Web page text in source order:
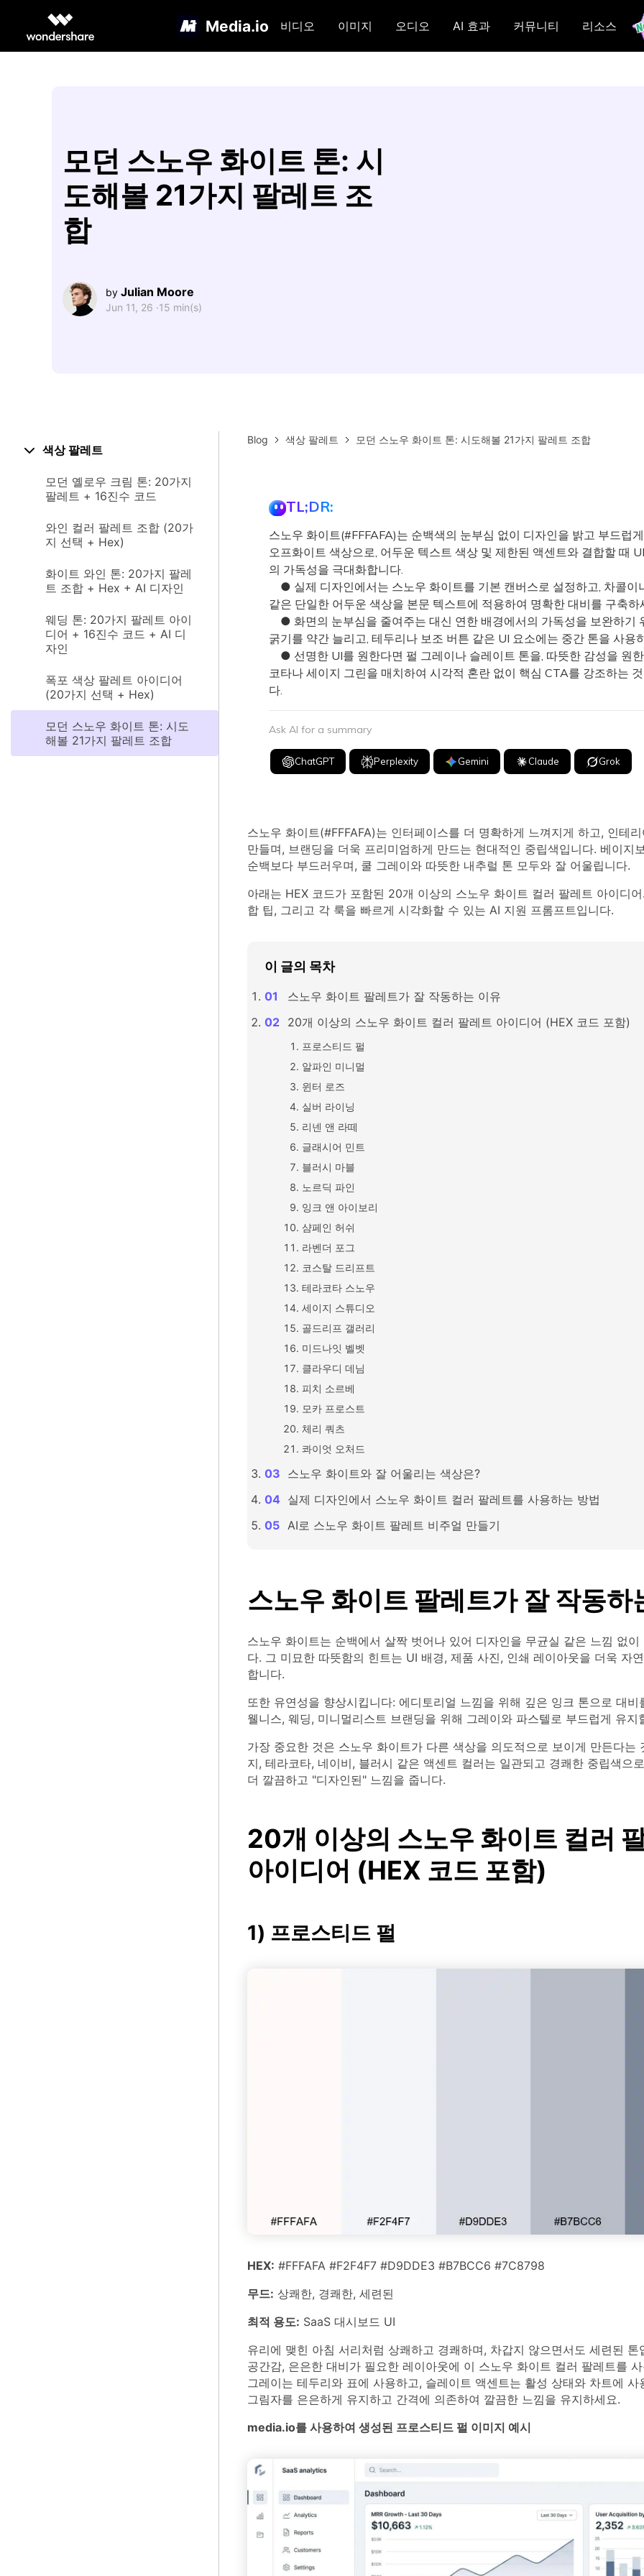
Media.io 비디오 이미지 오디오 AI 효과 커뮤니티 리소스
모던 스노우 화이트 톤: 시
도해볼 21가지 팔레트 조
합
by Julian Moore
Jun 11, 26 ·15 min(s)
색상 팔레트
모던 옐로우 크림 톤: 20가지
팔레트 + 16진수 코드
와인 컬러 팔레트 조합 (20가
지 선택 + Hex)
화이트 와인 톤: 20가지 팔레
트 조합 + Hex + AI 디자인
웨딩 톤: 20가지 팔레트 아이
디어 + 16진수 코드 + AI 디
자인
폭포 색상 팔레트 아이디어
(20가지 선택 + Hex)
모던 스노우 화이트 톤: 시도
해볼 21가지 팔레트 조합
Blog 색상 팔레트 모던 스노우 화이트 톤: 시도해볼 21가지 팔레트 조합
TL;DR:
스노우 화이트(#FFFAFA)는 순백색의 눈부심 없이 디자인을 밝고 부드럽
오프화이트 색상으로, 어두운 텍스트 색상 및 제한된 액센트와 결합할 때
의 가독성을 극대화합니다.
● 실제 디자인에서는 스노우 화이트를 기본 캔버스로 설정하고, 차콜이
같은 단일한 어두운 색상을 본문 텍스트에 적용하여 명확한 대비를 구축하
● 화면의 눈부심을 줄여주는 대신 연한 배경에서의 가독성을 보완하기
굵기를 약간 늘리고, 테두리나 보조 버튼 같은 UI 요소에는 중간 톤을 사용
● 선명한 UI를 원한다면 펄 그레이나 슬레이트 톤을, 따뜻한 감성을 원
코타나 세이지 그린을 매치하여 시각적 혼란 없이 핵심 CTA를 강조하는
다.
Ask AI for a summary
ChatGPT Perplexity Gemini Claude Grok
스노우 화이트(#FFFAFA)는 인터페이스를 더 명확하게 느껴지게 하고, 인테
만들며, 브랜딩을 더욱 프리미엄하게 만드는 현대적인 중립색입니다. 베이지
순백보다 부드러우며, 쿨 그레이와 따뜻한 내추럴 톤 모두와 잘 어울립니다.
아래는 HEX 코드가 포함된 20개 이상의 스노우 화이트 컬러 팔레트 아이디
합 팁, 그리고 각 룩을 빠르게 시각화할 수 있는 AI 지원 프롬프트입니다.
이 글의 목차
스노우 화이트 팔레트가 잘 작동하는 이유
20개 이상의 스노우 화이트 컬러 팔레트 아이디어 (HEX 코드 포함)
프로스티드 펄
알파인 미니멀
윈터 로즈
실버 라이닝
리넨 앤 라떼
글래시어 민트
블러시 마블
노르딕 파인
잉크 앤 아이보리
샴페인 허쉬
라벤더 포그
코스탈 드리프트
테라코타 스노우
세이지 스튜디오
골드리프 갤러리
미드나잇 벨벳
클라우디 데님
피치 소르베
모카 프로스트
체리 쿼츠
콰이엇 오처드
스노우 화이트와 잘 어울리는 색상은?
실제 디자인에서 스노우 화이트 컬러 팔레트를 사용하는 방법
AI로 스노우 화이트 팔레트 비주얼 만들기
스노우 화이트 팔레트가 잘 작동하
스노우 화이트는 순백에서 살짝 벗어나 있어 디자인을 무균실 같은 느낌 없이
다. 그 미묘한 따뜻함의 힌트는 UI 배경, 제품 사진, 인쇄 레이아웃을 더욱 자
합니다.
또한 유연성을 향상시킵니다: 에디토리얼 느낌을 위해 깊은 잉크 톤으로 대비
웰니스, 웨딩, 미니멀리스트 브랜딩을 위해 그레이와 파스텔로 부드럽게 유지
가장 중요한 것은 스노우 화이트가 다른 색상을 의도적으로 보이게 만든다는
지, 테라코타, 네이비, 블러시 같은 액센트 컬러는 일관되고 경쾌한 중립색으
더 깔끔하고 "디자인된" 느낌을 줍니다.
20개 이상의 스노우 화이트 컬러
아이디어 (HEX 코드 포함)
1) 프로스티드 펄
HEX: #FFFAFA #F2F4F7 #D9DDE3 #B7BCC6 #7C8798
무드: 상쾌한, 경쾌한, 세련된
최적 용도: SaaS 대시보드 UI
유리에 맺힌 아침 서리처럼 상쾌하고 경쾌하며, 차갑지 않으면서도 세련된 톤
공간감, 은은한 대비가 필요한 레이아웃에 이 스노우 화이트 컬러 팔레트를
그레이는 테두리와 표에 사용하고, 슬레이트 액센트는 활성 상태와 차트에 사
그림자를 은은하게 유지하고 간격에 의존하여 깔끔한 느낌을 유지하세요.
media.io를 사용하여 생성된 프로스티드 펄 이미지 예시